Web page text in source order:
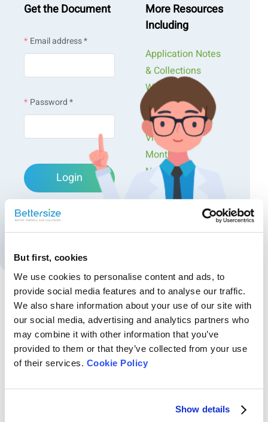
But first, cookies
We use cookies to personalise content and ads, to
provide social media features and to analyse our traffic.
We also share information about your use of our site with
our social media, advertising and analytics partners who
may combine it with other information that you’ve
provided to them or that they’ve collected from your use
of their services. Cookie Policy
Show details
Get the Document
Email address *
Password *
Login
Forgot password?
More Resources
Including
Application Notes
& Collections
Webinars &
Workshops
Presentations &
Videos
Monthly
Newsletters
Exclusive Events...
Recommended articles
Monitoramento do tamanho e das alterações do
potencial zeta com a temperatura em diferentes
pHs para microesferas magnéticas
medir o tamanho e o potencial zeta de uma amostra de microesfera
BeNano Insights: De produtos farmacêuticos a